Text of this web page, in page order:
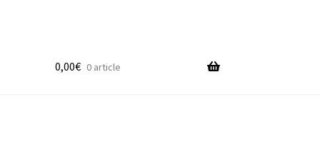
0,00€ 0 article